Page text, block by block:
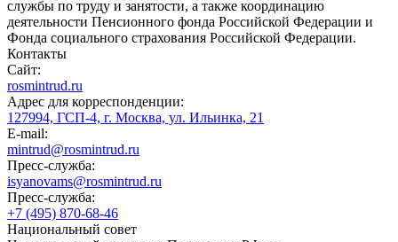
службы по труду и занятости, а также координацию
деятельности Пенсионного фонда Российской Федерации и
Фонда социального страхования Российской Федерации.
Контакты
Сайт:
rosmintrud.ru
Адрес для корреспонденции:
127994, ГСП-4, г. Москва, ул. Ильинка, 21
E-mail:
mintrud@rosmintrud.ru
Пресс-служба:
isyanovams@rosmintrud.ru
Пресс-служба:
+7 (495) 870-68-46
Национальный совет